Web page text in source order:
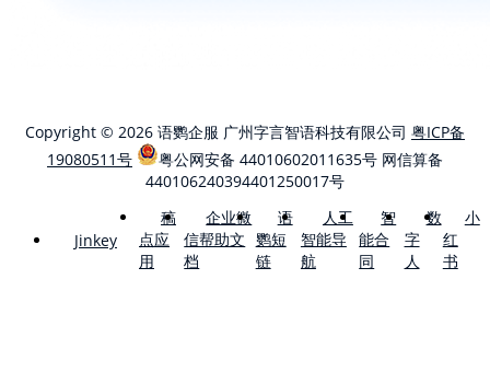
Copyright © 2026 语鹦企服 广州字言智语科技有限公司 粤ICP备
19080511号
粤公网安备 44010602011635号 网信算备
440106240394401250017号
Jinkey
稿
点应
用
企业微
信帮助文
档
语
鹦短
链
人工
智能导
航
智
能合
同
数
字
人
小
红
书